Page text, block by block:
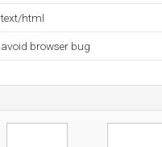
text/html
avoid browser bug